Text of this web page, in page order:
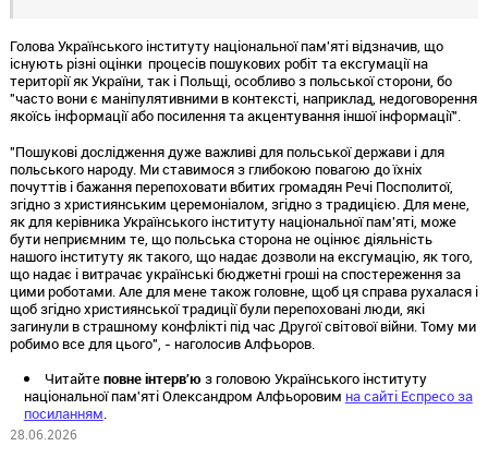
Голова Українського інституту національної пам'яті відзначив, що
існують різні оцінки процесів пошукових робіт та ексгумації на
території як України, так і Польщі, особливо з польської сторони, бо
"часто вони є маніпулятивними в контексті, наприклад, недоговорення
якоїсь інформації або посилення та акцентування іншої інформації".
"Пошукові дослідження дуже важливі для польської держави і для
польського народу. Ми ставимося з глибокою повагою до їхніх
почуттів і бажання перепоховати вбитих громадян Речі Посполитої,
згідно з християнським церемоніалом, згідно з традицією. Для мене,
як для керівника Українського інституту національної пам'яті, може
бути неприємним те, що польська сторона не оцінює діяльність
нашого інституту як такого, що надає дозволи на ексгумацію, як того,
що надає і витрачає українські бюджетні гроші на спостереження за
цими роботами. Але для мене також головне, щоб ця справа рухалася і
щоб згідно християнської традиції були перепоховані люди, які
загинули в страшному конфлікті під час Другої світової війни. Тому ми
робимо все для цього", - наголосив Алфьоров.
Читайтеповне інтерв’юз головою Українського інституту
національної пам'яті Олександром Алфьоровим на сайті Еспресо за
посиланням.
28.06.2026